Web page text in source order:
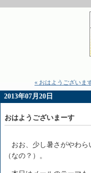
« おはようございます
2013年07月20日
おはようございまーす
おお、少し暑さがやわら
（なの？）。